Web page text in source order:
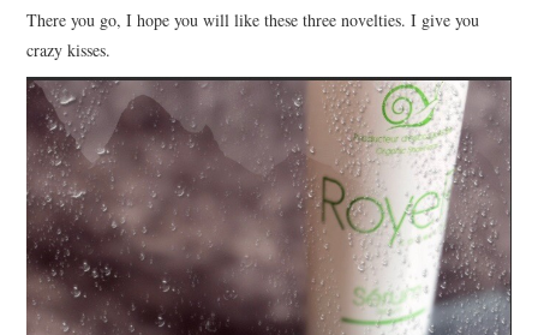
There you go, I hope you will like these three novelties. I give you
crazy kisses.